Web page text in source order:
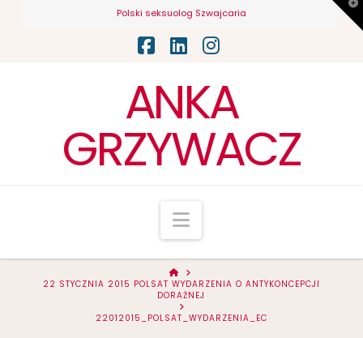
Polski seksuolog Szwajcaria
Facebook
LinkedInInstagram
ANKA
GRZYWACZ
Navigation
HOME
22 STYCZNIA 2015 POLSAT WYDARZENIA O ANTYKONCEPCJI
DORAŹNEJ
22012015_POLSAT_WYDARZENIA_EC